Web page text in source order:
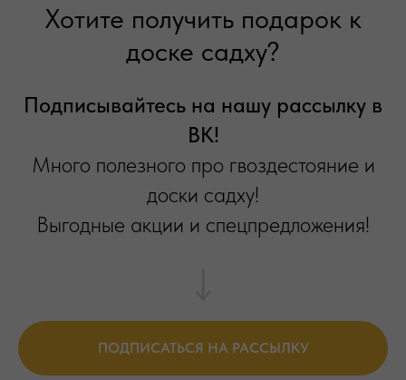
Хотите получить подарок к
доске садху?
Подписывайтесь на нашу рассылку в
ВК!
Много полезного про гвоздестояние и
доски садху!
Выгодные акции и спецпредложения!
ПОДПИСАТЬСЯ НА РАССЫЛКУ